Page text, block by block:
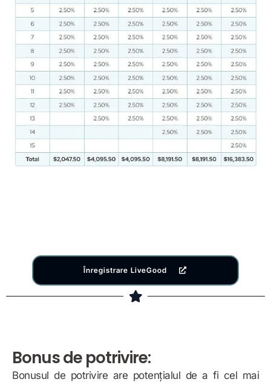
Înregistrare LiveGood
Bonus de potrivire:
Bonusul de potrivire are potențialul de a fi cel mai